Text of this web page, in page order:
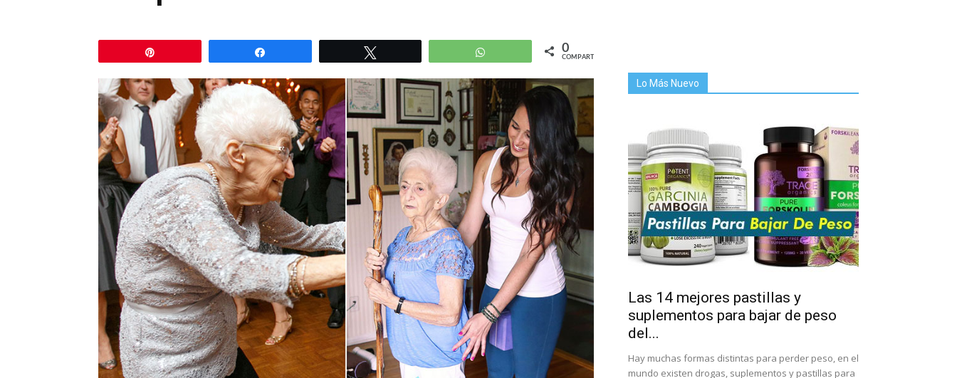
0
COMPARTIR
Lo Más Nuevo
Las 14 mejores pastillas y
suplementos para bajar de peso
del...
Hay muchas formas distintas para perder peso, en el
mundo existen drogas, suplementos y pastillas para